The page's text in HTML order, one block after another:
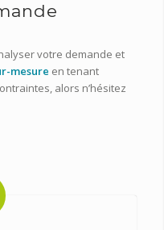
votre demande et
mesure en tenant
alors n’hésitez